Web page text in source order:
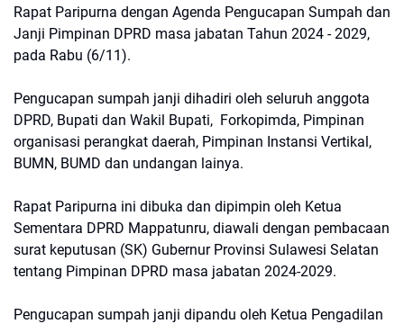
Rapat Paripurna dengan Agenda Pengucapan Sumpah dan
Janji Pimpinan DPRD masa jabatan Tahun 2024 - 2029,
pada Rabu (6/11).
Pengucapan sumpah janji dihadiri oleh seluruh anggota
DPRD, Bupati dan Wakil Bupati, Forkopimda, Pimpinan
organisasi perangkat daerah, Pimpinan Instansi Vertikal,
BUMN, BUMD dan undangan lainya.
Rapat Paripurna ini dibuka dan dipimpin oleh Ketua
Sementara DPRD Mappatunru, diawali dengan pembacaan
surat keputusan (SK) Gubernur Provinsi Sulawesi Selatan
tentang Pimpinan DPRD masa jabatan 2024-2029.
Pengucapan sumpah janji dipandu oleh Ketua Pengadilan